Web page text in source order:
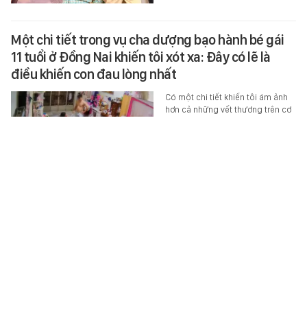
Một chi tiết trong vụ cha dượng bạo hành bé gái
11 tuổi ở Đồng Nai khiến tôi xót xa: Đây có lẽ là
điều khiến con đau lòng nhất
Có một chi tiết khiến tôi ám ảnh
hơn cả những vết thương trên cơ